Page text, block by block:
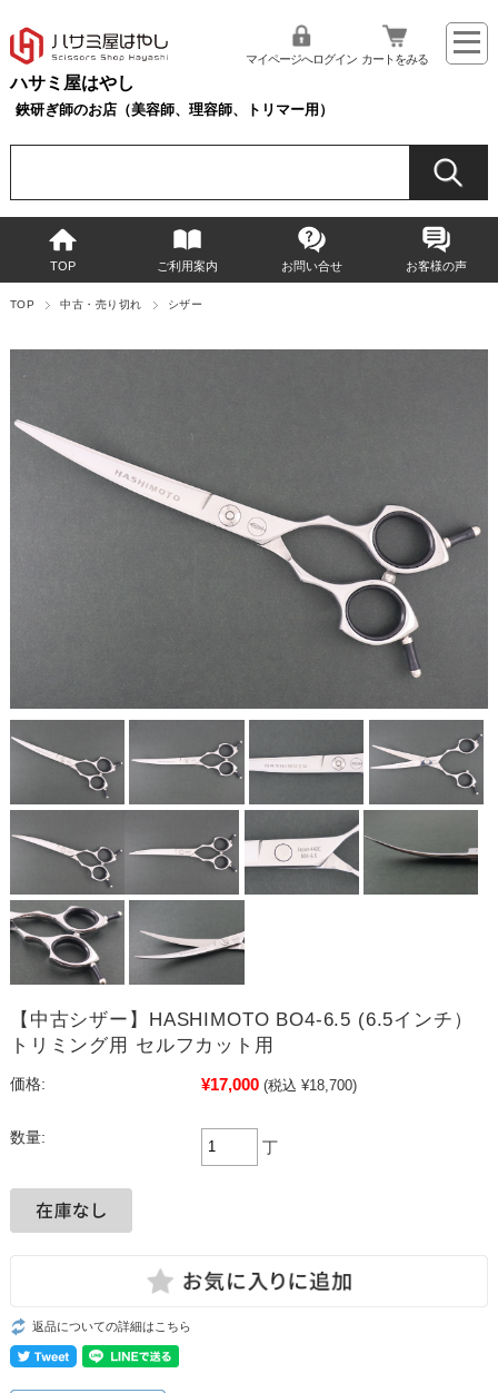
ハサミ屋はやし
鋏研ぎ師のお店（美容師、理容師、トリマー用）
マイページへログイン カートをみる
TOP ご利用案内 お問い合せ お客様の声
TOP 中古・売り切れ シザー
【中古シザー】HASHIMOTO BO4-6.5 (6.5インチ）
トリミング用 セルフカット用
価格: ¥17,000 (税込 ¥18,700)
数量:
丁
返品についての詳細はこちら